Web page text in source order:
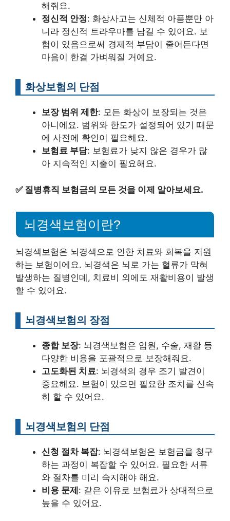
해줘요.
정신적 안정: 화상사고는 신체적 아픔뿐만 아
니라 정신적 트라우마를 남길 수 있어요. 보
험이 있음으로써 경제적 부담이 줄어든다면
마음이 한결 가벼워질 거예요.
화상보험의 단점
보장 범위 제한: 모든 화상이 보장되는 것은
아니에요. 범위와 한도가 설정되어 있기 때문
에 사전에 확인이 필요해요.
보험료 부담: 보험료가 낮지 않은 경우가 많
아 지속적인 지출이 필요해요.
✅ 질병휴직 보험금의 모든 것을 이제 알아보세요.
뇌경색보험이란?
뇌경색보험은 뇌경색으로 인한 치료와 회복을 지원
하는 보험이에요. 뇌경색은 뇌로 가는 혈류가 막혀
발생하는 질병인데, 치료비 외에도 재활비용이 발생
할 수 있어요.
뇌경색보험의 장점
종합 보장: 뇌경색보험은 입원, 수술, 재활 등
다양한 비용을 포괄적으로 보장해줘요.
고도화된 치료: 뇌경색의 경우 조기 발견이
중요해요. 보험이 있으면 필요한 조치를 신속
히 할 수 있어요.
뇌경색보험의 단점
신청 절차 복잡: 뇌경색보험은 보험금을 청구
하는 과정이 복잡할 수 있어요. 필요한 서류
와 절차를 미리 숙지해야 해요.
비용 문제: 같은 이유로 보험료가 상대적으로
높을 수 있어요.